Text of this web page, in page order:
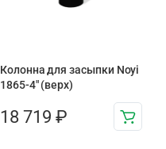
Колонна для засыпки Noyi
1865-4″ (верх)
18 719 ₽